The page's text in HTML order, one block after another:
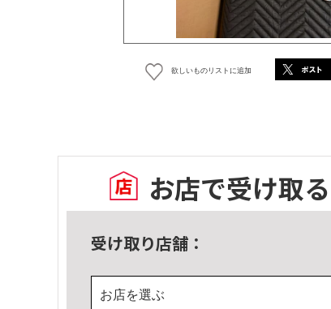
欲しいものリストに追加
お店で受け取る
受け取り店舗：
お店を選ぶ